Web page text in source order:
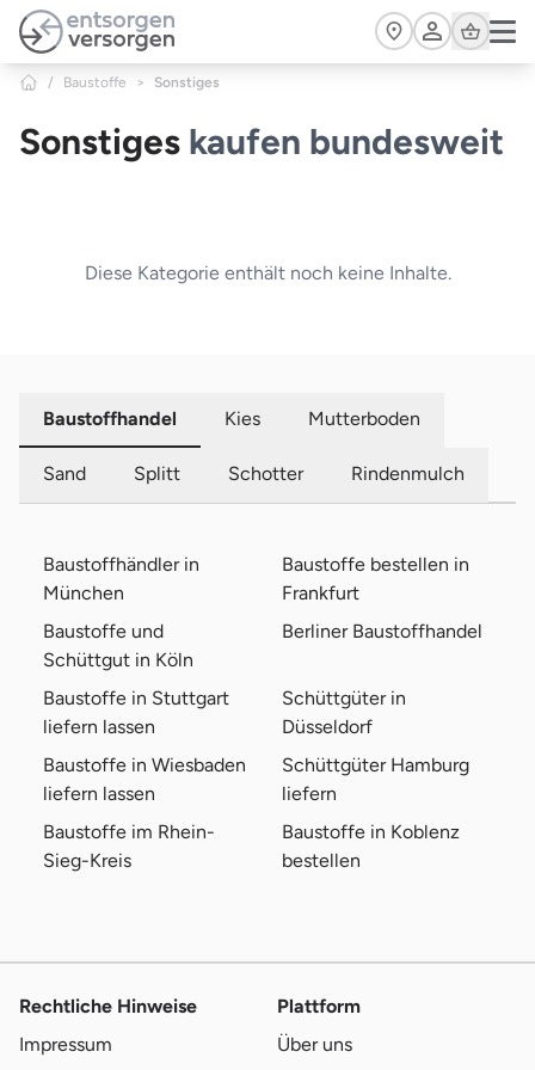
Zum Hauptinhalt springen
Cart
/ Baustoffe > Sonstiges
Sonstiges kaufen bundesweit
Diese Kategorie enthält noch keine Inhalte.
Baustoffhandel Kies Mutterboden
Sand Splitt Schotter Rindenmulch
Baustoffhändler in
München
Baustoffe bestellen in
Frankfurt
Baustoffe und
Schüttgut in Köln
Berliner Baustoffhandel
Baustoffe in Stuttgart
liefern lassen
Schüttgüter in
Düsseldorf
Baustoffe in Wiesbaden
liefern lassen
Schüttgüter Hamburg
liefern
Baustoffe im Rhein-
Sieg-Kreis
Baustoffe in Koblenz
bestellen
Rechtliche Hinweise
Impressum
Plattform
Über uns